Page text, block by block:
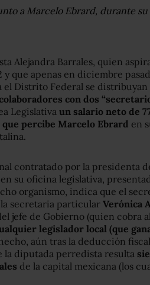
a Marcelo Ebrard, durante
Alejandra Barrales, quien
y que apenas en diciembre
el Distrito Federal se distribuyan
con dos
Legislativa un salario neto de
percibe Marcelo Ebrard en
contratado por la presidenta
su oficina legislativa,
organismo, indica que el
secretaria particular Verónica
jefe de Gobierno (quien cobra
legislador local (que
aún tras la deducción
la diputada perredista resulta
de la capital mexicana (los